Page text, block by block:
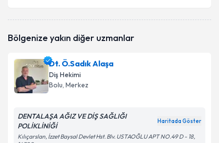
Bölgenize yakın diğer uzmanlar
Dt. Ö.Sadık Alaşa
Diş Hekimi
Bolu, Merkez
DENTALAŞA AĞIZ VE DİŞ SAĞLIĞI
POLİKLİNİĞİ
Haritada Göster
Kılıçarslan, İzzet Baysal Devlet Hst. Blv. USTAOĞLU APT NO.49 D - 18,